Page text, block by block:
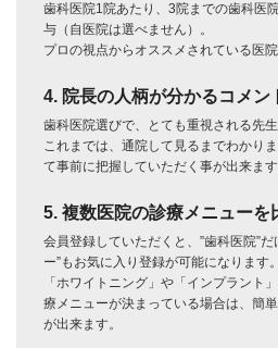
歯科医院1院あたり、3院までの歯科医
与（自医院は選べません）。
プロの視点からオススメされている医
4. 院長の人柄が分かるコメン
歯科医院選びで、とても重視される先生
これまでは、通院して見るまでわかり
て事前に把握していただく事が出来ます
5. 複数医院の診療メニューを
会員登録していただくと、”歯科医院”
ー”もお気に入り登録が可能になります。
「ホワイトニング」や「インプラント
療メニューが決まっている場合は、簡
が出来ます。